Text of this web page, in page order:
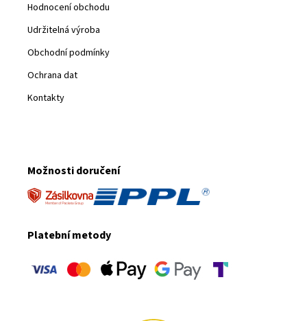
Hodnocení obchodu
Udržitelná výroba
Obchodní podmínky
Ochrana dat
Kontakty
Možnosti doručení
Platební metody